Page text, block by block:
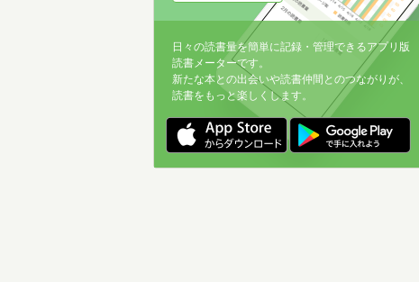
日々の読書量を簡単に記録・管理できるアプリ版
読書メーターです。
新たな本との出会いや読書仲間とのつながりが、
読書をもっと楽しくします。